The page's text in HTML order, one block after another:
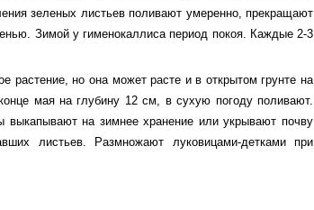
зеленых листьев поливают умеренно, прекращают
Зимой у гименокаллиса период покоя. Каждые 2-3
растение, но она может расте и в открытом грунте на
мая на глубину 12 см, в сухую погоду поливают.
выкапывают на зимнее хранение или укрывают почву
листьев. Размножают луковицами-детками при